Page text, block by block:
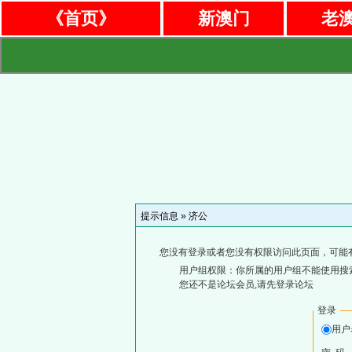
《首页》 新澳门 老
提示信息 » 济公
您没有登录或者您没有权限访问此页面，可能
用户组权限：你所属的用户组不能使用搜
您还不是论坛会员,请先登录论坛
登录
用